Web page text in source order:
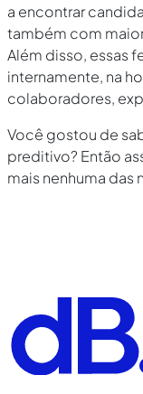
a encontrar
também com
Além disso, essas
internamente, na
colaboradores,
Você gostou de
preditivo? Então
mais nenhuma das